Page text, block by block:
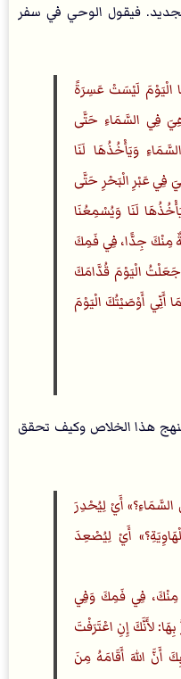
فيقول الوحي في سفر
الْيَوْمَ لَيْسَتْ عَسِرَةً
فِي السَّمَاءِ حَتَّى
وَيَأْخُذُهَا لَنَا
فِي عَبْرِ الْبَحْرِ حَتَّى
لَنَا وَيُسْمِعُنَا
مِنْكَ جِدًّا، فِي فَمِكَ
الْيَوْمَ قُدَّامَكَ
أَنِّي أَوْصَيْتُكَ الْيَوْمَ
هذا الخلاص وكيف تحقق
أَيْ لِيُحْدِرَ
أَيْ لِيُصْعِدَ
مِنْكَ، فِي فَمِكَ وَفِي
بِهَا: لأَنَّكَ إِنِ اعْتَرَفْتَ
أَنَّ اللهَ أَقَامَهُ مِنَ